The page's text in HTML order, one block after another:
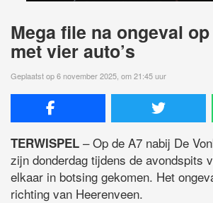
Mega file na ongeval
met vier auto’s
Geplaatst op 6 november 2025, om 21:45 uur
TERWISPEL – Op de A7 nabij De
zijn donderdag tijdens de avondspits
elkaar in botsing gekomen. Het
richting van Heerenveen.